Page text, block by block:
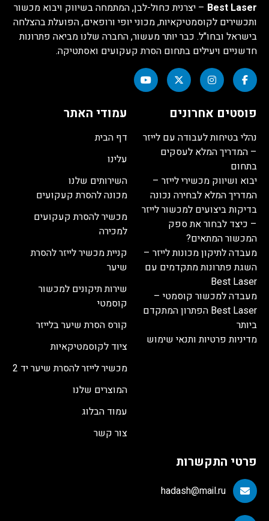
Best Laser – יצרנית כחול-לבן, המתמחה בשיווק ויבוא מכשור
ותכשירים לקוסמטיקאיות, מכוני יופי ורופאים, הפועלת בהצלחה
בישראל ובחו"ל. כבר יותר מעשור, החברה שלנו מביאה פתרונות
חדשניים ויעילים בתחום הסרת קעקועים ואסתטיקה.
פוסטים אחרונים
נהלי בטיחות לעבודה עם לייזר
– המדריך המלא לעסקים
בתחום
יבוא ושיווק מכשירי לייזר –
המדריך המלא לבחירה נכונה
בדיקות ביצועים למכשור לייזר
– כיצד לבחור את ספק
המכשור המתאים?
מעבדה לתיקון מכונות לייזר –
השגת פתרונות מתקדמים עם
Best Laser
מעבדה למכשור קוסמטי –
Best Laser הפתרון המתקדם
ביותר
מדיניות פרטיות ותנאי שימוש
עמודי האתר
דף הבית
עלינו
השירותים שלנו
מכונה להסרת קעקועים
מכשיר להסרת קעקועים
למכירה
קניית מכשיר לייזר להסרת
שיער
שירות תיקונים למכשור
קוסמטי
קורס הסרת שיער בלייזר
ציוד לקוסמטיקאיות
מכשיר לייזר להסרת שיער יד 2
המוצרים שלנו
עמוד הבלוג
צור קשר
פרטי התקשרות
hadash@mail.ru